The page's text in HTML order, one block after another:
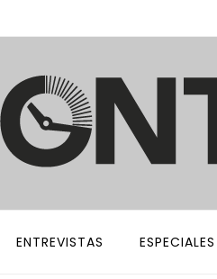
ENTREVISTAS ESPECIALES